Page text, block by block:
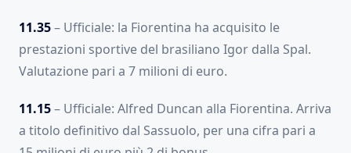
11.35– Ufficiale: la Fiorentina ha acquisito le
prestazioni sportive del brasiliano Igor dalla Spal.
Valutazione pari a 7 milioni di euro.
11.15– Ufficiale: Alfred Duncan alla Fiorentina. Arriva
a titolo definitivo dal Sassuolo, per una cifra pari a